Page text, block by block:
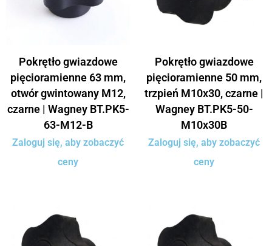
Pokrętło gwiazdowe
pięcioramienne 63 mm,
otwór gwintowany M12,
czarne | Wagney BT.PK5-
63-M12-B
Zaloguj się, aby zobaczyć
ceny
Pokrętło gwiazdowe
pięcioramienne 50 mm,
trzpień M10x30, czarne |
Wagney BT.PK5-50-
M10x30B
Zaloguj się, aby zobaczyć
ceny